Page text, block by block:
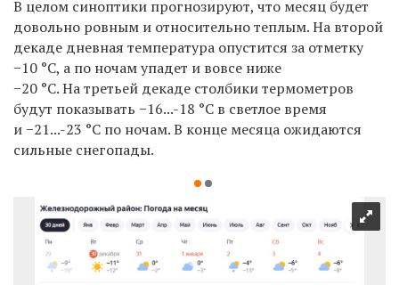
В целом синоптики прогнозируют, что месяц будет
довольно ровным и относительно теплым. На второй
декаде дневная температура опустится за отметку
−10 °С, а по ночам упадет и вовсе ниже
−20 °С. На третьей декаде столбики термометров
будут показывать −16...-18 °С в светлое время
и −21...-23 °С по ночам. В конце месяца ожидаются
сильные снегопады.